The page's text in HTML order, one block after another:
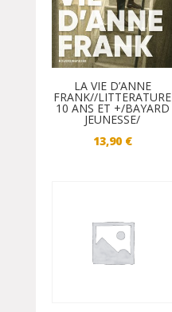
LA VIE D’ANNE
FRANK//LITTERATURE
10 ANS ET +/BAYARD
JEUNESSE/
13,90 €